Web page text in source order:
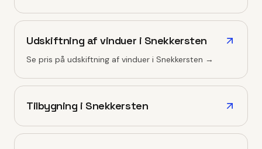
Udskiftning af vinduer i Snekkersten
Se pris på udskiftning af vinduer i Snekkersten →
Tilbygning i Snekkersten